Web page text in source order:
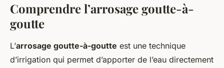
Comprendre l’arrosage goutte-à-
goutte
L’arrosage goutte-à-goutte est une technique
d’irrigation qui permet d’apporter de l’eau directement